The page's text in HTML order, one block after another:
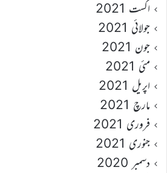
اگست 2021
جولائی 2021
جون 2021
مئی 2021
اپریل 2021
مارچ 2021
فروری 2021
جنوری 2021
دسمبر 2020